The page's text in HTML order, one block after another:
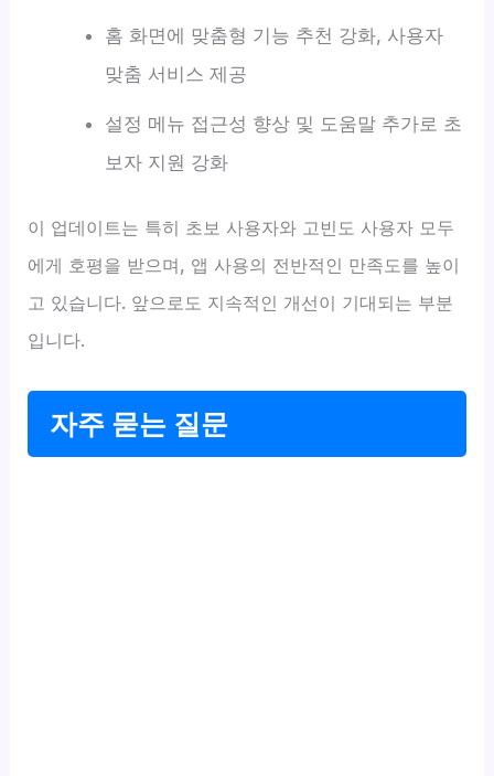
홈 화면에 맞춤형 기능 추천 강화, 사용자
맞춤 서비스 제공
설정 메뉴 접근성 향상 및 도움말 추가로 초
보자 지원 강화
이 업데이트는 특히 초보 사용자와 고빈도 사용자 모두
에게 호평을 받으며, 앱 사용의 전반적인 만족도를 높이
고 있습니다. 앞으로도 지속적인 개선이 기대되는 부분
입니다.
자주 묻는 질문